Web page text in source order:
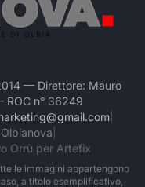
— Direttore: Mauro
ROC n° 36249
Olbianova
Orrù per Artefix
le immagini appartengono
a titolo esemplificativo,